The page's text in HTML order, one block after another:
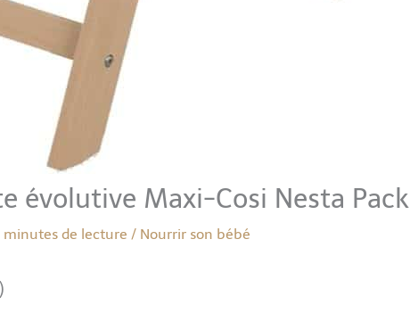
évolutive Maxi-Cosi Nesta Pack
minutes de lecture / Nourrir son bébé